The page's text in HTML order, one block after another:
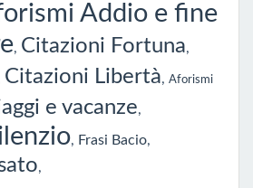
Addio e fine
, Citazioni Fortuna,
Citazioni Libertà, Aforismi
e vacanze,
, Frasi Bacio,
,